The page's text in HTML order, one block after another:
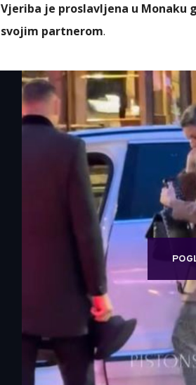
Vjeriba je proslavljena u Monaku
svojim partnerom.